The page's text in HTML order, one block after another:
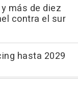
más de diez
contra el sur
hasta 2029